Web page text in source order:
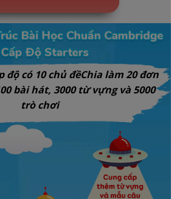
độ có 10 chủ đềChia làm 20 đơn
bài hát, 3000 từ vựng và 5000
trò chơi